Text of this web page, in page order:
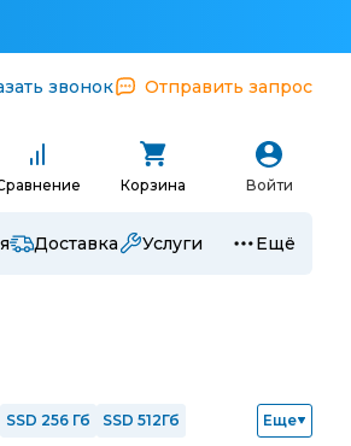
звонок Отправить запрос
Корзина Войти
Доставка Услуги Ещё
SSD 256 Гб
SSD 512Гб
Еще